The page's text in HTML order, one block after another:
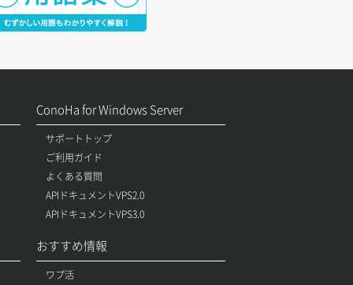
ConoHa for Windows Server
サポートトップ
ご利用ガイド
よくある質問
APIドキュメントVPS2.0
APIドキュメントVPS3.0
おすすめ情報
ワプ活